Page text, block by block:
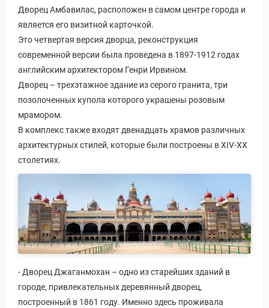
Виза в Индию
Дворец Амбавилас, расположен в самом центре города и
является его визитной карточкой.
Это четвертая версия дворца, реконструкция
современной версии была проведена в 1897-1912 годах
английским архитектором Генри Ирвином.
Дворец – трехэтажное здание из серого гранита, три
позолоченных купола которого украшены розовым
мрамором.
В комплекс также входят двенадцать храмов различных
архитектурных стилей, которые были построены в XIV-XX
столетиях.
- Дворец Джаганмохан – одно из старейших зданий в
городе, привлекательных деревянный дворец,
построенный в 1861 году. Именно здесь проживала